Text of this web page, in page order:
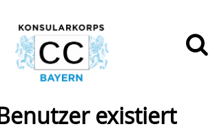
existiert